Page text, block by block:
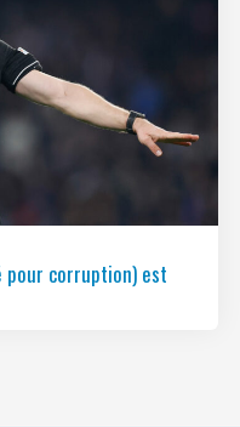
pour corruption) est